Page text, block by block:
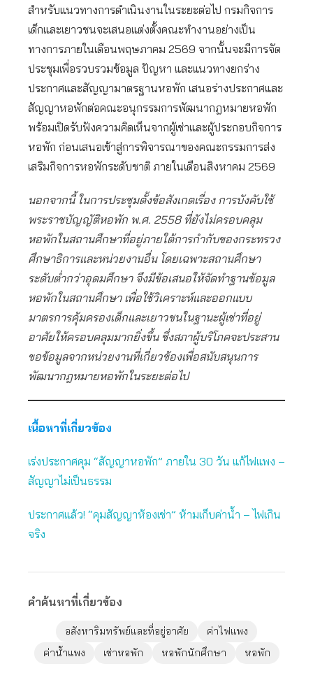
สำหรับแนวทางการดำเนินงานในระยะต่อไป กรมกิจการ
เด็กและเยาวชนจะเสนอแต่งตั้งคณะทำงานอย่างเป็น
ทางการภายในเดือนพฤษภาคม 2569 จากนั้นจะมีการจัด
ประชุมเพื่อรวบรวมข้อมูล ปัญหา และแนวทางยกร่าง
ประกาศและสัญญามาตรฐานหอพัก เสนอร่างประกาศและ
สัญญาหอพักต่อคณะอนุกรรมการพัฒนากฎหมายหอพัก
พร้อมเปิดรับฟังความคิดเห็นจากผู้เช่าและผู้ประกอบกิจการ
หอพัก ก่อนเสนอเข้าสู่การพิจารณาของคณะกรรมการส่ง
เสริมกิจการหอพักระดับชาติ ภายในเดือนสิงหาคม 2569
นอกจากนี้ ในการประชุมตั้งข้อสังเกตเรื่อง การบังคับใช้
พระราชบัญญัติหอพัก พ.ศ. 2558 ที่ยังไม่ครอบคลุม
หอพักในสถานศึกษาที่อยู่ภายใต้การกำกับของกระทรวง
ศึกษาธิการและหน่วยงานอื่น โดยเฉพาะสถานศึกษา
ระดับต่ำกว่าอุดมศึกษา จึงมีข้อเสนอให้จัดทำฐานข้อมูล
หอพักในสถานศึกษา เพื่อใช้วิเคราะห์และออกแบบ
มาตรการคุ้มครองเด็กและเยาวชนในฐานะผู้เช่าที่อยู่
อาศัยให้ครอบคลุมมากยิ่งขึ้น ซึ่งสภาผู้บริโภคจะประสาน
ขอข้อมูลจากหน่วยงานที่เกี่ยวข้องเพื่อสนับสนุนการ
พัฒนากฎหมายหอพักในระยะต่อไป
เนื้อหาที่เกี่ยวข้อง
เร่งประกาศคุม “สัญญาหอพัก” ภายใน 30 วัน แก้ไฟแพง –
สัญญาไม่เป็นธรรม
ประกาศแล้ว! “คุมสัญญาห้องเช่า” ห้ามเก็บค่าน้ำ – ไฟเกิน
จริง
คำค้นหาที่เกี่ยวข้อง
อสังหาริมทรัพย์และที่อยู่อาศัย
ค่าไฟแพง
ค่าน้ำแพง
เช่าหอพัก หอพักนักศึกษา หอพัก